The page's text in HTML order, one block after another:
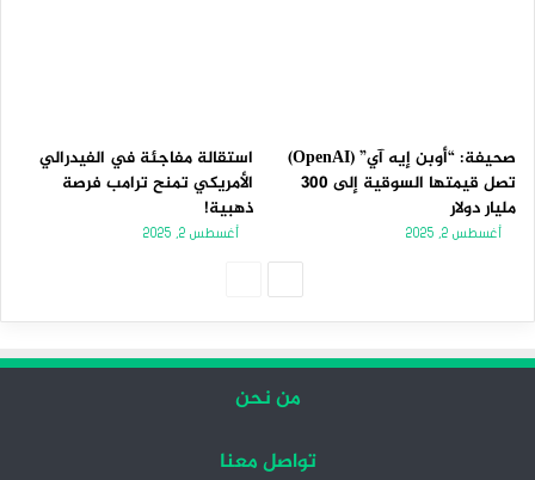
صحيفة: “أوبن إيه آي” (OpenAI)
تصل قيمتها السوقية إلى 300
مليار دولار
أغسطس 2, 2025
استقالة مفاجئة في الفيدرالي
الأمريكي تمنح ترامب فرصة
ذهبية!
أغسطس 2, 2025
من نحن
تواصل معنا